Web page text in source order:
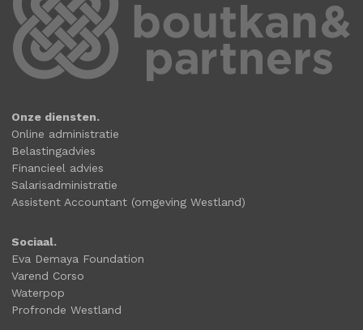
Onze diensten.
Online administratie
Belastingadvies
Financieel advies
Salarisadministratie
Assistent Accountant (omgeving Westland)
Sociaal.
Eva Demaya Foundation
Varend Corso
Waterpop
Profronde Westland